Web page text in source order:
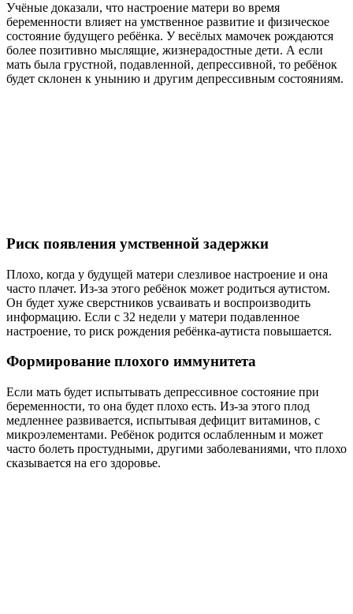
Учёные доказали, что настроение матери во время
беременности влияет на умственное развитие и физическое
состояние будущего ребёнка. У весёлых мамочек рождаются
более позитивно мыслящие, жизнерадостные дети. А если
мать была грустной, подавленной, депрессивной, то ребёнок
будет склонен к унынию и другим депрессивным состояниям.
Риск появления умственной задержки
Плохо, когда у будущей матери слезливое настроение и она
часто плачет. Из-за этого ребёнок может родиться аутистом.
Он будет хуже сверстников усваивать и воспроизводить
информацию. Если с 32 недели у матери подавленное
настроение, то риск рождения ребёнка-аутиста повышается.
Формирование плохого иммунитета
Если мать будет испытывать депрессивное состояние при
беременности, то она будет плохо есть. Из-за этого плод
медленнее развивается, испытывая дефицит витаминов, с
микроэлементами. Ребёнок родится ослабленным и может
часто болеть простудными, другими заболеваниями, что плохо
сказывается на его здоровье.